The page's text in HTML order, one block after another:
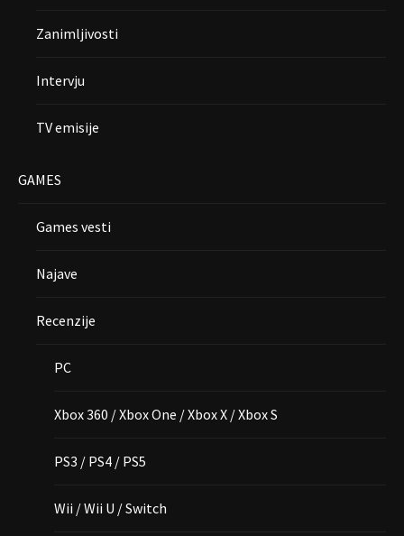
Zanimljivosti
Intervju
TV emisije
GAMES
Games vesti
Najave
Recenzije
PC
Xbox 360 / Xbox One / Xbox X / Xbox S
PS3 / PS4 / PS5
Wii / Wii U / Switch